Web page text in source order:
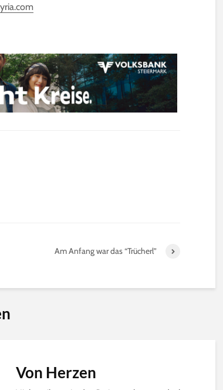
Am Anfang war das “Trücherl”
Von Herzen